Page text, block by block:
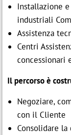
Installazione
industriali
Assistenza
Centri
concessionari
Il percorso è
Negoziare,
con il Cliente
Consolidare
Modulo